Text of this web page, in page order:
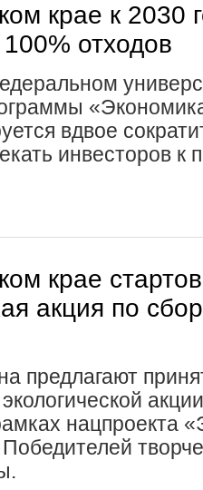
крае к 2030
отходов
вдвое
инвесторов к
крае
акция по
предлагают
нацпроекта